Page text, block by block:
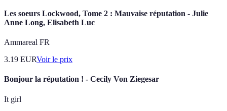
Les soeurs Lockwood, Tome 2 : Mauvaise réputation - Julie
Anne Long, Elisabeth Luc
Ammareal FR
3.19 EURVoir le prix
Bonjour la réputation ! - Cecily Von Ziegesar
It girl